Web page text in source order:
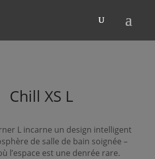
Chill XS L
Lincarne un design intelligent
de salle de bain soignée –
l’espace est une denrée rare.